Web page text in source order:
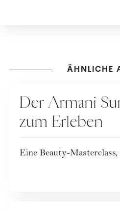
ÄHNLICHE
Der Armani
zum Erleben
Eine Beauty-